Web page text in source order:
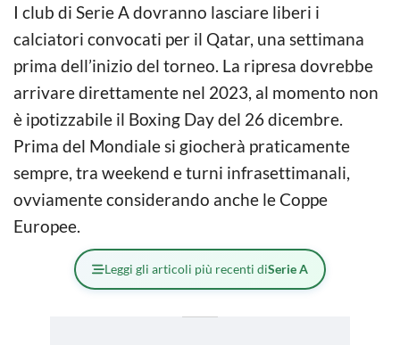
I club di Serie A dovranno lasciare liberi i
calciatori convocati per il Qatar, una settimana
prima dell’inizio del torneo. La ripresa dovrebbe
arrivare direttamente nel 2023, al momento non
è ipotizzabile il Boxing Day del 26 dicembre.
Prima del Mondiale si giocherà praticamente
sempre, tra weekend e turni infrasettimanali,
ovviamente considerando anche le Coppe
Europee.
Leggi gli articoli più recenti diSerie A